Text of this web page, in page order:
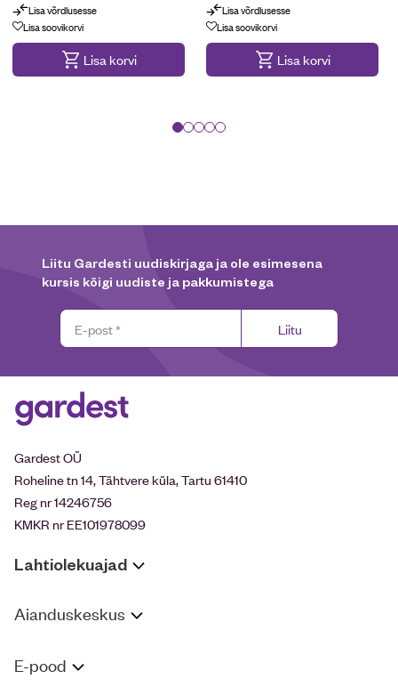
Lisa võrdlusesse
Lisa soovikorvi
Lisa korvi
Maksa 3 osas
Lisa võrdlusesse
Lisa soovikorvi
Lisa korvi
Liitu Gardesti uudiskirjaga ja ole esimesena
kursis kõigi uudiste ja pakkumistega
Liitu
Gardest OÜ
Roheline tn 14, Tähtvere küla, Tartu 61410
Reg nr 14246756
KMKR nr EE101978099
Lahtiolekuajad
Aianduskeskus
E-pood